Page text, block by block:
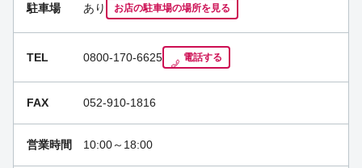
駐車場 あり お店の駐車場の場所を見る
TEL 0800-170-6625 電話する
FAX 052-910-1816
営業時間 10:00～18:00